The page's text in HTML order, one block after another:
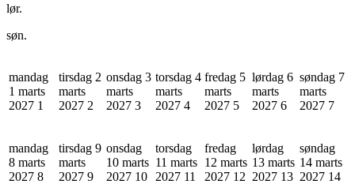
lør.
søn.
mandag
1 marts
2027 1
tirsdag 2
marts
2027 2
onsdag 3
marts
2027 3
torsdag 4
marts
2027 4
fredag 5
marts
2027 5
lørdag 6
marts
2027 6
søndag 7
marts
2027 7
mandag
8 marts
2027 8
tirsdag 9
marts
2027 9
onsdag
10 marts
2027 10
torsdag
11 marts
2027 11
fredag
12 marts
2027 12
lørdag
13 marts
2027 13
søndag
14 marts
2027 14